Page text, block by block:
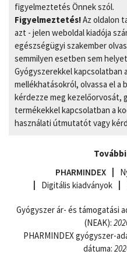
figyelmeztetés Önnek szól.
Figyelmeztetés!Az oldalon
azt - jelen weboldal kiadója
egészségügyi szakember
semmilyen esetben sem
Gyógyszerekkel kapcsolatban
mellékhatásokról, olvassa el
kérdezze meg kezelőorvosát,
termékekkel kapcsolatban a
használati útmutatót vagy
PHARMINDEX
Digitális kiadványok
Gyógyszer ár- és támogatási
(NEAK):
PHARMINDEX gyógyszer-
dátuma: